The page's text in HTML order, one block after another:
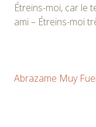
Étreins-moi, car le
ami – Étreins-moi
Abrazame Muy